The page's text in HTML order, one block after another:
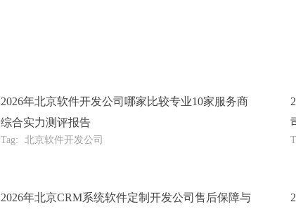
2026年北京软件开发公司哪家比较专业10家服务商
综合实力测评报告
Tag: 北京软件开发公司
2026年北京CRM系统软件定制开发公司售后保障与